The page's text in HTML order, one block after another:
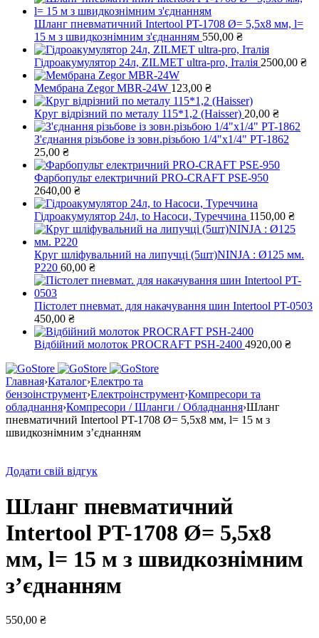
Шланг пневматичний Intertool PT-1708 Ø= 5,5х8 мм, l=
15 м з швидкознімним з'єднанням 550,00 ₴
Гідроакумулятор 24л, ZILMET ultra-pro, Італія 2500,00 ₴
Мембрана Zegor MBR-24W 123,00 ₴
Круг відрізний по металу 115*1,2 (Haisser) 20,00 ₴
З'єднання різьбове із зовн.різьбою 1/4"х1/4" PT-1862
25,00 ₴
Фарбопульт електричний PRO-CRAFT PSE-950
2640,00 ₴
Гідроакумулятор 24л, to Насоси, Туреччина 1150,00 ₴
Круг шліфувальний на липучці (5шт)NINJA : Ø125 мм.
Р220 60,00 ₴
Пістолет пневмат. для накачування шин Intertool PT-0503
450,00 ₴
Відбійний молоток PROCRAFT PSH-2400 4920,00 ₴
Главная›Каталог›Електро та
бензоінструмент›Електроінструмент›Компресори та
обладнання›Компресори / Шланги / Обладнання›Шланг
пневматичний Intertool PT-1708 Ø= 5,5х8 мм, l= 15 м з
швидкознімним з’єднанням
Додати свій відгук
Шланг пневматичний
Intertool PT-1708 Ø= 5,5х8
мм, l= 15 м з швидкознімним
з’єднанням
550,00 ₴